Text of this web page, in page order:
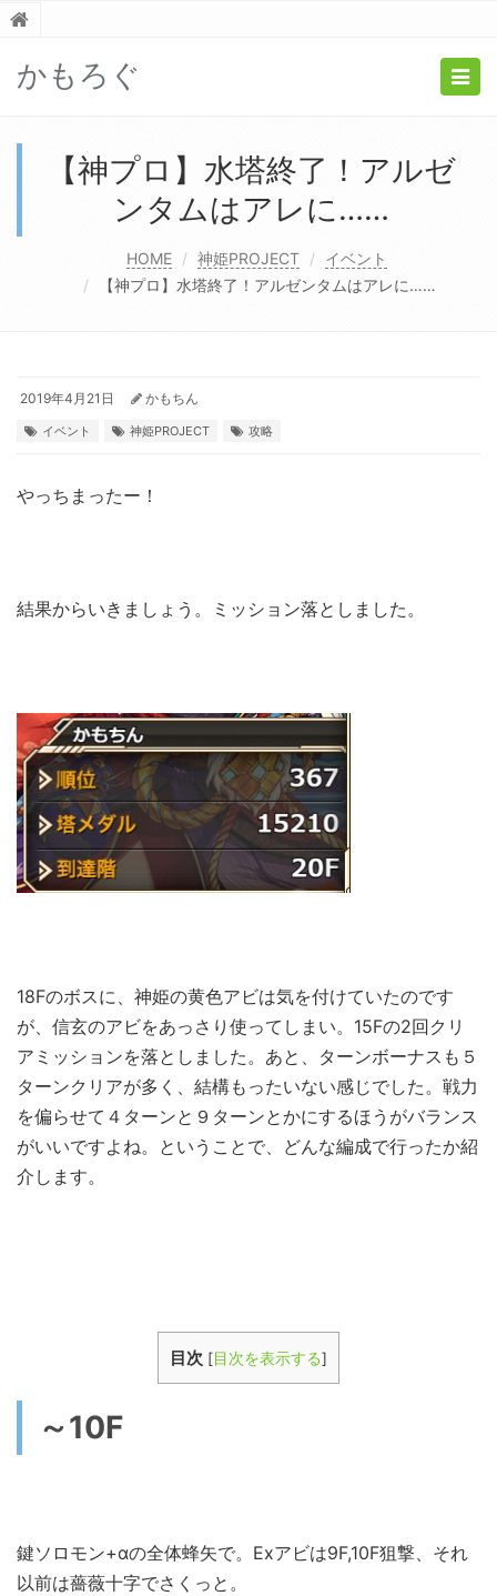
かもろぐ
【神プロ】水塔終了！アルゼ
ンタムはアレに……
HOME 神姫PROJECT
イベント
【神プロ】水塔終了！アルゼンタムはアレに……
2019年4月21日 かもちん
イベント 神姫PROJECT 攻略
やっちまったー！
結果からいきましょう。ミッション落としました。
18Fのボスに、神姫の黄色アビは気を付けていたのです
が、信玄のアビをあっさり使ってしまい。15Fの2回クリ
アミッションを落としました。あと、ターンボーナスも５
ターンクリアが多く、結構もったいない感じでした。戦力
を偏らせて４ターンと９ターンとかにするほうがバランス
がいいですよね。ということで、どんな編成で行ったか紹
介します。
目次 [目次を表示する]
～10F
鍵ソロモン+αの全体蜂矢で。Exアビは9F,10F狙撃、それ
以前は薔薇十字でさくっと。